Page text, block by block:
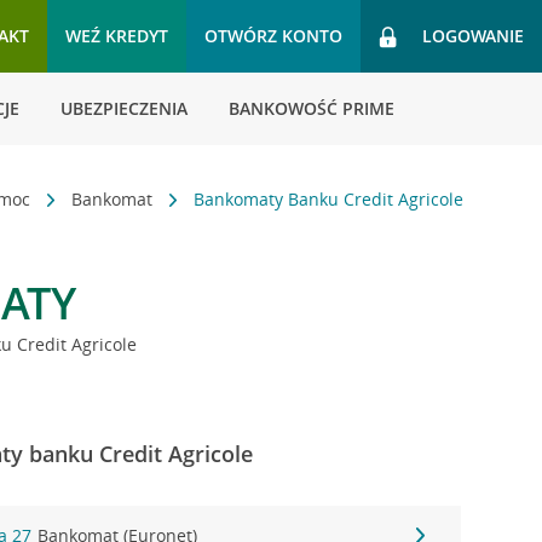
WEŹ KREDYT OTWÓRZ KONTO LOGOWANIE
UBEZPIECZENIA BANKOWOŚĆ PRIME
Bankomat Bankomaty Banku Credit Agricole
Credit Agricole
banku Credit Agricole
27 Bankomat (Euronet)